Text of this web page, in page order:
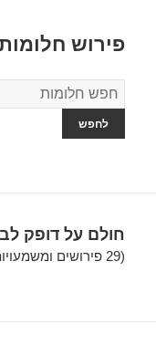
פירוש
מילון
החלומות
חולם על דופק לב
(29 פירושים ומשמעויות של חלומות על דופק לב)